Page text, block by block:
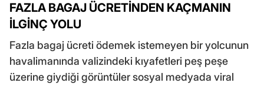
FAZLA BAGAJ ÜCRETİNDEN KAÇMANIN
İLGİNÇ YOLU
Fazla bagaj ücreti ödemek istemeyen bir yolcunun
havalimanında valizindeki kıyafetleri peş peşe
üzerine giydiği görüntüler sosyal medyada viral